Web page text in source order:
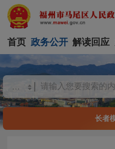
首页 政务公开 解读回应
长者